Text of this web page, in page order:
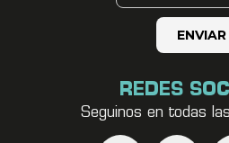
REDES
Seguinos en todas